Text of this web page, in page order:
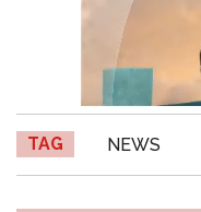
TAG NEWS